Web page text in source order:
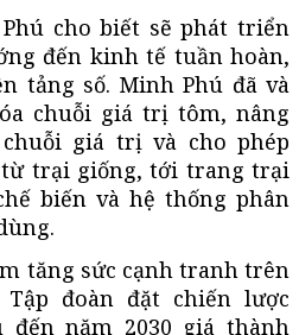
cho biết sẽ phát triển
đến kinh tế tuần hoàn,
tảng số. Minh Phú đã và
chuỗi giá trị tôm, nâng
giá trị và cho phép
trại giống, tới trang trại
biến và hệ thống phân
tăng sức cạnh tranh trên
đoàn đặt chiến lược
năm 2030 giá thành